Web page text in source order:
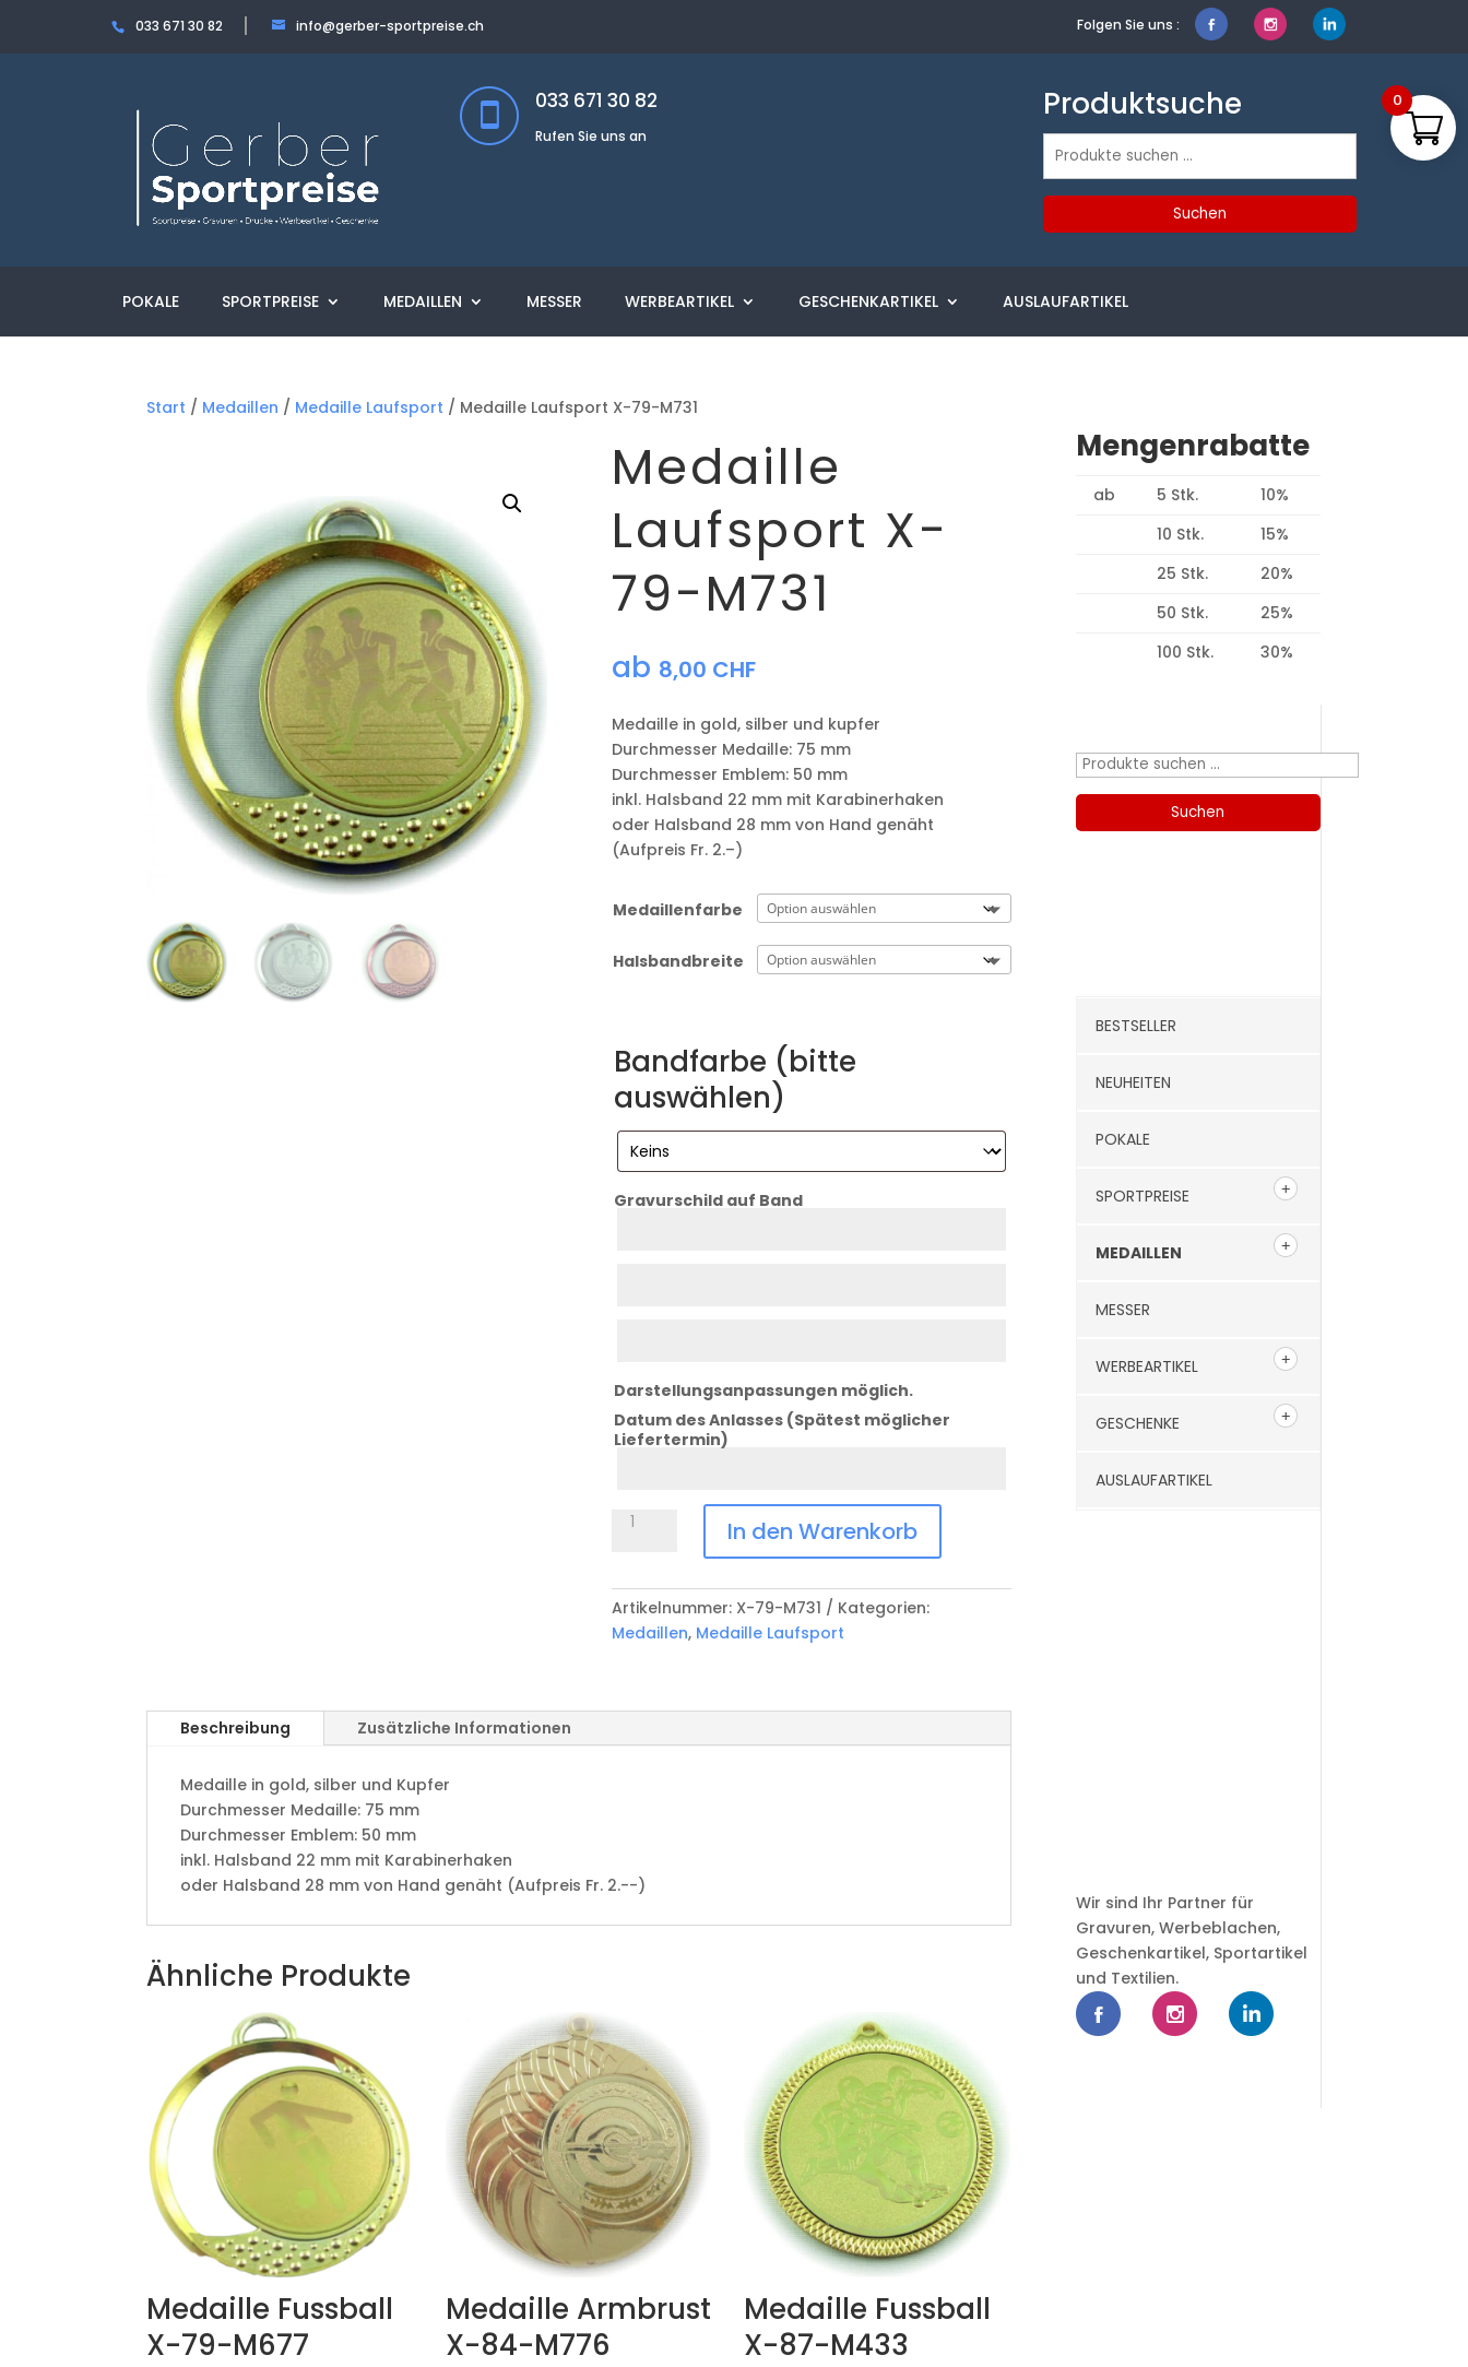
033 671 30 82 info@gerber-sportpreise.ch Folgen Sie uns :
033 671 30 82
Rufen Sie uns an
Produktsuche
Suchen
Suchen
POKALE SPORTPREISE MEDAILLEN MESSER WERBEARTIKEL GESCHENKARTIKEL AUSLAUFARTIKEL
Start / Medaillen / Medaille Laufsport / Medaille Laufsport X-79-M731
Medaille
Laufsport X-
79-M731
ab 8,00 CHF
Medaille in gold, silber und kupfer
​Durchmesser Medaille: 75 mm
Durchmesser Emblem: 50 mm
​inkl. Halsband 22 mm mit Karabinerhaken
oder Halsband 28 mm von Hand genäht
(Aufpreis Fr. 2.–)
Medaillenfarbe
Halsbandbreite
Bandfarbe (bitte
auswählen)
Gravurschild auf Band
Darstellungsanpassungen möglich.
Datum des Anlasses (Spätest möglicher
Liefertermin)
Medaille
79-
M731
In den Warenkorb
Artikelnummer: X-79-M731
Kategorien:
Medaillen, Medaille Laufsport
Beschreibung Zusätzliche Informationen
Medaille in gold, silber und Kupfer
​Durchmesser Medaille: 75 mm
Durchmesser Emblem: 50 mm
​inkl. Halsband 22 mm mit Karabinerhaken
oder Halsband 28 mm von Hand genäht (Aufpreis Fr. 2.--)
Ähnliche Produkte
Medaille Fussball
X-79-M677
Medaille Armbrust
X-84-M776
Medaille Fussball
X-87-M433
Mengenrabatte
ab 5 Stk.
10%
10 Stk.
15%
25 Stk.
20%
50 Stk.
25%
100 Stk.
30%
Suchen
Suchen
BESTSELLER
NEUHEITEN
POKALE
SPORTPREISE
MEDAILLEN
MESSER
WERBEARTIKEL
GESCHENKE
AUSLAUFARTIKEL
Wir sind Ihr Partner für
Gravuren, Werbeblachen,
Geschenkartikel, Sportartikel
und Textilien.
0